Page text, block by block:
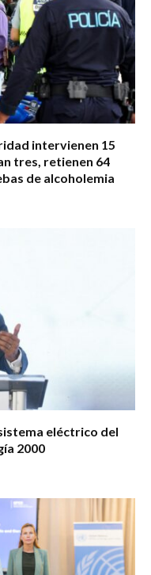
intervienen 15
tres, retienen 64
de alcoholemia
eléctrico del
2000